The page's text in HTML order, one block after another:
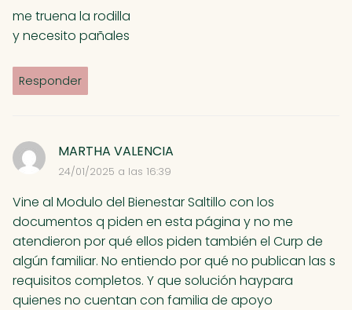
me truena la rodilla
y necesito pañales
Responder
MARTHA VALENCIA
24/01/2025 a las 16:39
Vine al Modulo del Bienestar Saltillo con los
documentos q piden en esta página y no me
atendieron por qué ellos piden también el Curp de
algún familiar. No entiendo por qué no publican las s
requisitos completos. Y que solución haypara
quienes no cuentan con familia de apoyo